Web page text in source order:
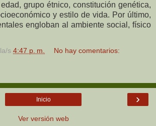
grupo étnico, constitución genética,
y estilo de vida. Por último,
engloban al ambiente social, físico
s 4:47 p. m. No hay comentarios:
›
Inicio
Ver versión web